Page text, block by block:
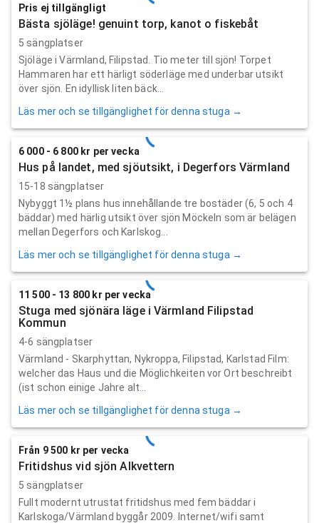
Pris ej tillgängligt
Bästa sjöläge! genuint torp, kanot o fiskebåt
5 sängplatser
Sjöläge i Värmland, Filipstad. Tio meter till sjön! Torpet
Hammaren har ett härligt söderläge med underbar utsikt
över sjön. En idyllisk liten bäck...
Läs mer och se tillgänglighet för denna stuga →
6 000 - 6 800 kr per vecka
Hus på landet, med sjöutsikt, i Degerfors Värmland
15-18 sängplatser
Nybyggt 1½ plans hus innehållande tre bostäder (6, 5 och 4
bäddar) med härlig utsikt över sjön Möckeln som är belägen
mellan Degerfors och Karlskog...
Läs mer och se tillgänglighet för denna stuga →
11 500 - 13 800 kr per vecka
Stuga med sjönära läge i Värmland Filipstad
Kommun
4-6 sängplatser
Värmland - Skarphyttan, Nykroppa, Filipstad, Karlstad Film:
welcher das Haus und die Möglichkeiten vor Ort beschreibt
(ist schon einige Jahre alt...
Läs mer och se tillgänglighet för denna stuga →
Från 9 500 kr per vecka
Fritidshus vid sjön Alkvettern
5 sängplatser
Fullt modernt utrustat fritidshus med fem bäddar i
Karlskoga/Värmland byggår 2009. Internet/wifi samt